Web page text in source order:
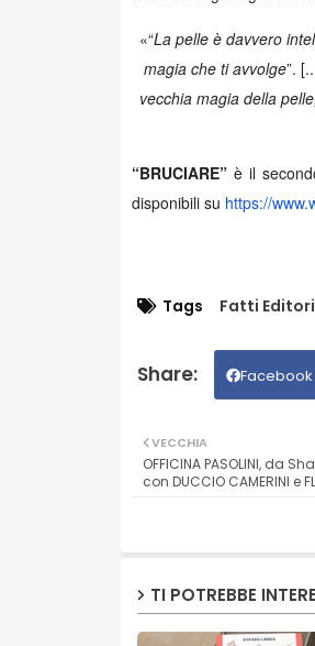
«“La pelle è davvero
magia che ti avvolge”.
vecchia magia della
“BRUCIARE”è il
disponibili su https://
Tags Fatti
Facebook
VECCHIA
OFFICINA PASOLINI, da
con DUCCIO CAMERINI e
TI POTREBBE